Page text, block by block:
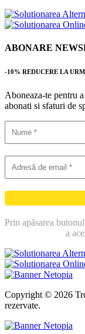
ABONARE
-10% REDUCERE LA
Aboneaza-te pentru
abonati si sfaturi de
Prin apăsarea
a
Copyright © 2026
rezervate.